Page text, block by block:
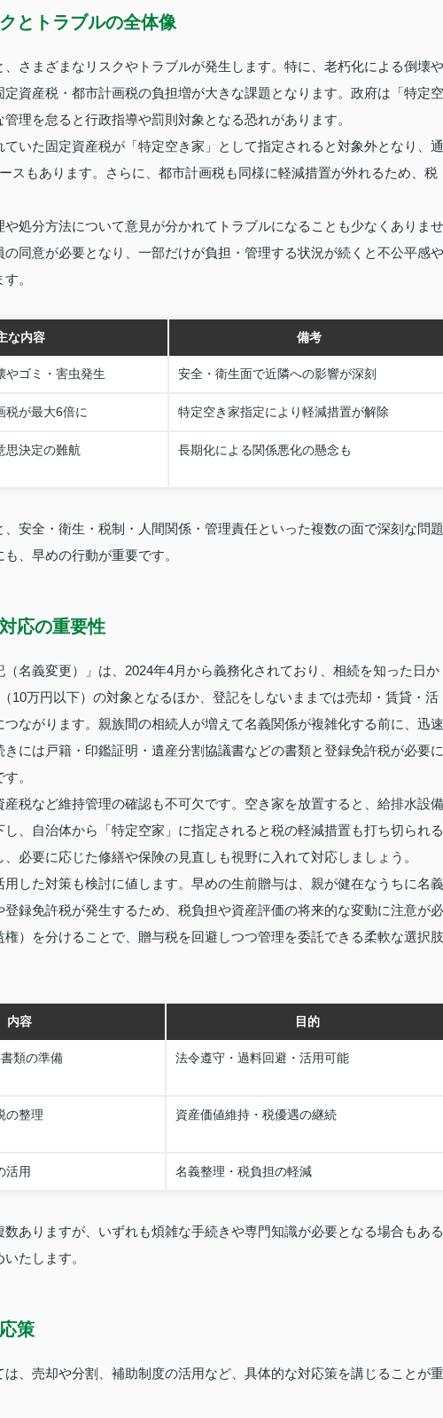
とトラブルの全体像
さまざまなリスクやトラブルが発生します。特に、老朽化による倒壊や
資産税・都市計画税の負担増が大きな課題となります。政府は「特定空
理を怠ると行政指導や罰則対象となる恐れがあります。
いた固定資産税が「特定空き家」として指定されると対象外となり、通
スもあります。さらに、都市計画税も同様に軽減措置が外れるため、税
処分方法について意見が分かれてトラブルになることも少なくありませ
同意が必要となり、一部だけが負担・管理する状況が続くと不公平感や
。
な内容 備考
やゴミ・害虫発生 安全・衛生面で近隣への影響が深刻
税が最大6倍に 特定空き家指定により軽減措置が解除
思決定の難航 長期化による関係悪化の懸念も
安全・衛生・税制・人間関係・管理責任といった複数の面で深刻な問題
、早めの行動が重要です。
応の重要性
名義変更）」は、2024年4月から義務化されており、相続を知った日か
10万円以下）の対象となるほか、登記をしないままでは売却・賃貸・活
ながります。親族間の相続人が増えて名義関係が複雑化する前に、迅速
には戸籍・印鑑証明・遺産分割協議書などの書類と登録免許税が必要に
。
税など維持管理の確認も不可欠です。空き家を放置すると、給排水設備
、自治体から「特定空家」に指定されると税の軽減措置も打ち切られる
必要に応じた修繕や保険の見直しも視野に入れて対応しましょう。
した対策も検討に値します。早めの生前贈与は、親が健在なうちに名義
録免許税が発生するため、税負担や資産評価の将来的な変動に注意が必
）を分けることで、贈与税を回避しつつ管理を委託できる柔軟な選択肢
内容 目的
類の準備 法令遵守・過料回避・活用可能
の整理 資産価値維持・税優遇の継続
活用 名義整理・税負担の軽減
ありますが、いずれも煩雑な手続きや専門知識が必要となる場合もある
たします。
策
、売却や分割、補助制度の活用など、具体的な対応策を講じることが重